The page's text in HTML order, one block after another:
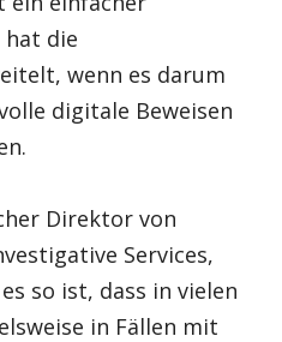
hat die
wenn es darum
digitale Beweisen
Direktor von
Services,
so ist, dass in vielen
in Fällen mit